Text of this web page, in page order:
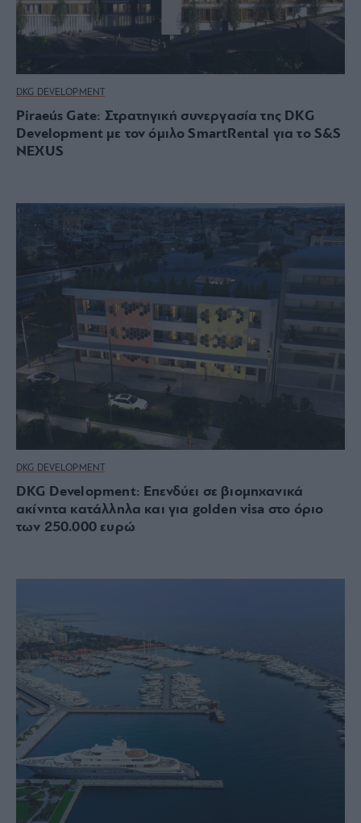
DKG DEVELOPMENT
Piraeús Gate: Στρατηγική συνεργασία της DKG
Development με τον όμιλο SmartRental για το S&S
NEXUS
DKG DEVELOPMENT
DKG Development: Επενδύει σε βιομηχανικά
ακίνητα κατάλληλα και για golden visa στο όριο
των 250.000 ευρώ